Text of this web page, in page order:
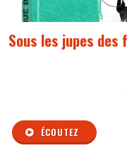
Sous les jupes des
ÉCOUTEZ